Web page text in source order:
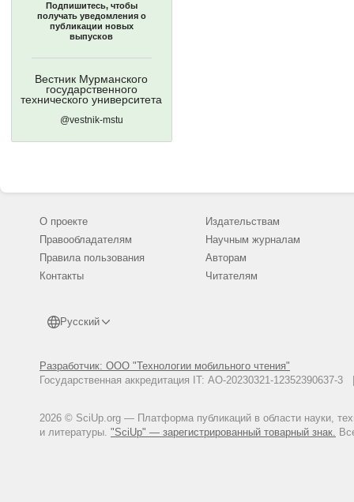
Подпишитесь, чтобы
получать уведомления о
публикации новых
выпусков
Вестник Мурманского
государственного
технического университета
@vestnik-mstu
О проекте
Правообладателям
Правила пользования
Контакты
Русский
Разработчик: ООО "Технологии мобильного чтения"
Государственная аккредитация IT: АО-20230321-
2026 © SciUp.org — Платформа публикаций в области науки,
и литературы. "SciUp" — зарегистрированный товарный знак.
Издательствам
Научным журналам
Авторам
Читателям